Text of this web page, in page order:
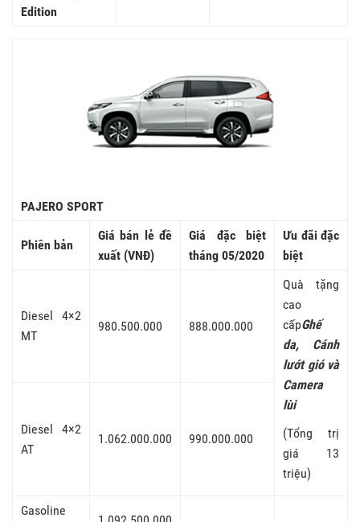
Edition
PAJERO SPORT
Phiên bản
Giá bán lẻ đề
xuất (VNĐ)
Giá đặc biệt
tháng 05/2020
Ưu đãi đặc
biệt
Diesel 4×2
MT
980.500.000 888.000.000
Quà tặng
cao
cấpGhế
da, Cánh
lướt gió và
Camera
lùi
(Tổng trị
giá 13
triệu)
Diesel 4×2
AT
1.062.000.000 990.000.000
Gasoline